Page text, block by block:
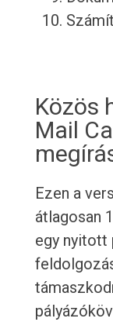
Közös
Mail
Ezen a
átlagosan
egy nyitott